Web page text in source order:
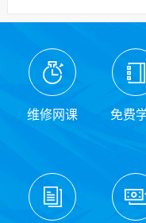
维修网课 免费